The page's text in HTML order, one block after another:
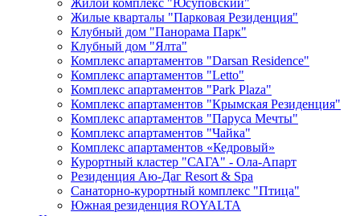
Жилой комплекс "Юсуповский"
Жилые кварталы "Парковая Резиденция"
Клубный дом "Панорама Парк"
Клубный дом "Ялта"
Комплекс апартаментов "Darsan Residenсe"
Комплекс апартаментов "Letto"
Комплекс апартаментов "Park Plaza"
Комплекс апартаментов "Крымская Резиденция"
Комплекс апартаментов "Паруса Мечты"
Комплекс апартаментов "Чайка"
Комплекс апартаментов «Кедровый»
Курортный кластер "САГА" - Ола-Апарт
Резиденция Аю-Даг Resort & Spa
Санаторно-курортный комплекс "Птица"
Южная резиденция ROYALTA